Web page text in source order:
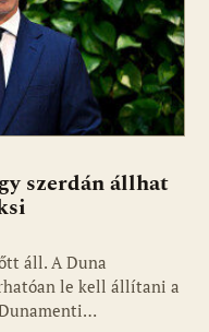
szerdán állhat
áll. A Duna
le kell állítani a